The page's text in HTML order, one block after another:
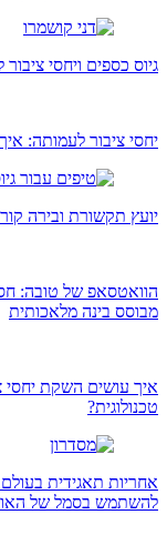
גיוס כספים ויחסי
יחסי ציבור לעמותה:
יועץ תקשורת ובירה
מבוסס בינה מלאכותית
איך עושים השקת יחסי
טכנולוגית?
אחריות תאגידית
להשתמש בסמל של